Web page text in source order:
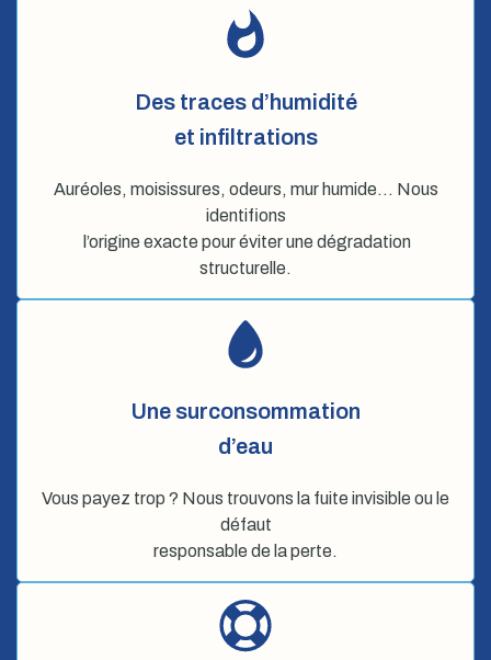
Des traces d’humidité
et infiltrations
Auréoles, moisissures, odeurs, mur humide… Nous
identifions
l’origine exacte pour éviter une dégradation
structurelle.
Une surconsommation
d’eau
Vous payez trop ? Nous trouvons la fuite invisible ou le
défaut
responsable de la perte.